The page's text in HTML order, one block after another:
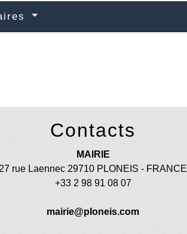
Contacts
MAIRIE
27 rue Laennec 29710 PLONEIS - FRANCE
+33 2 98 91 08 07
mairie@ploneis.com